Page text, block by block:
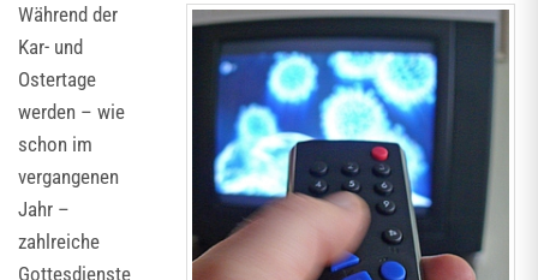
Während der
Kar- und
Ostertage
werden – wie
schon im
vergangenen
Jahr –
zahlreiche
Gottesdienste